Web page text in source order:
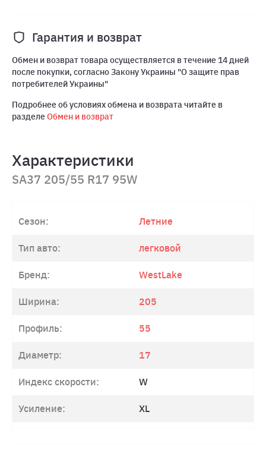
Гарантия и возврат
Обмен и возврат товара осуществляется в течение 14 дней
после покупки, согласно Закону Украины "О защите прав
потребителей Украины"
Подробнее об условиях обмена и возврата читайте в
разделеОбмен и возврат
Характеристики
SA37 205/55 R17 95W
Сезон: Летние
Тип авто: легковой
Бренд: WestLake
Ширина: 205
Профиль: 55
Диаметр: 17
Индекс скорости: W
Усиление: XL